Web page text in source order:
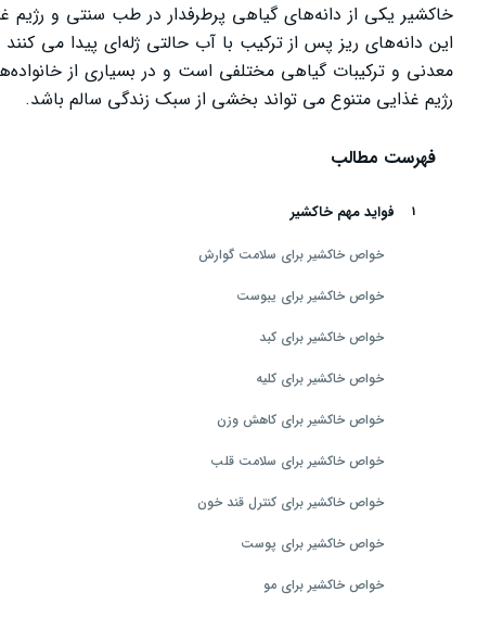
خاکشیر یکی از دانه‌های گیاهی پرطرفدار در طب سنتی و
این دانه‌های ریز پس از ترکیب با آب حالتی ژله‌ای پیدا می‌
معدنی و ترکیبات گیاهی مختلفی است و در بسیاری از
رژیم غذایی متنوع می ‌تواند بخشی از سبک زندگی سالم باشد.
فهرست مطالب
فواید مهم خاکشیر
خواص خاکشیر برای سلامت گوارش
خواص خاکشیر برای یبوست
خواص خاکشیر برای کبد
خواص خاکشیر برای کلیه
خواص خاکشیر برای کاهش وزن
خواص خاکشیر برای سلامت قلب
خواص خاکشیر برای کنترل قند خون
خواص خاکشیر برای پوست
خواص خاکشیر برای مو